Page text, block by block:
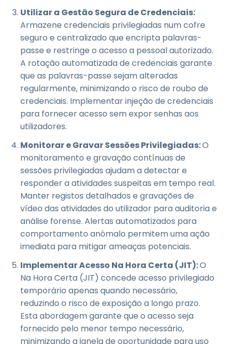
Utilizar a Gestão Segura de Credenciais:
Armazene credenciais privilegiadas num cofre
seguro e centralizado que encripta palavras-
passe e restringe o acesso a pessoal autorizado.
A rotação automatizada de credenciais garante
que as palavras-passe sejam alteradas
regularmente, minimizando o risco de roubo de
credenciais. Implementar injeção de credenciais
para fornecer acesso sem expor senhas aos
utilizadores.
Monitorar e Gravar Sessões Privilegiadas:O
monitoramento e gravação contínuas de
sessões privilegiadas ajudam a detectar e
responder a atividades suspeitas em tempo real.
Manter registos detalhados e gravações de
vídeo das atividades do utilizador para auditoria e
análise forense. Alertas automatizados para
comportamento anómalo permitem uma ação
imediata para mitigar ameaças potenciais.
Implementar Acesso Na Hora Certa (JIT):O
Na Hora Certa (JIT) concede acesso privilegiado
temporário apenas quando necessário,
reduzindo o risco de exposição a longo prazo.
Esta abordagem garante que o acesso seja
fornecido pelo menor tempo necessário,
minimizando a janela de oportunidade para uso